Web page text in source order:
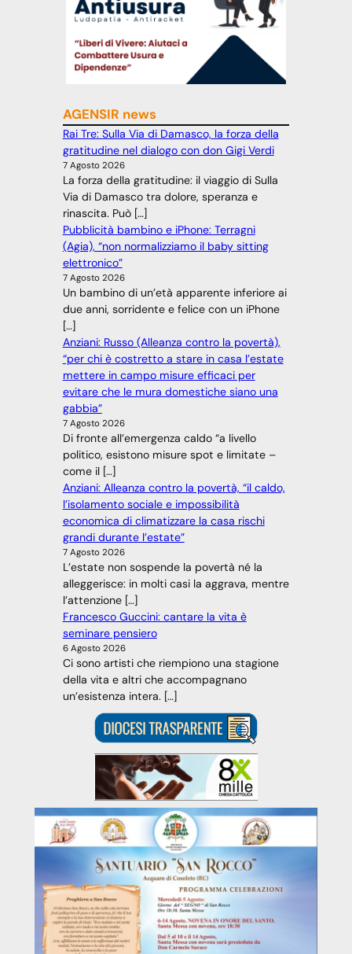
AGENSIR news
Rai Tre: Sulla Via di Damasco, la forza della
gratitudine nel dialogo con don Gigi Verdi
7 Agosto 2026
La forza della gratitudine: il viaggio di Sulla
Via di Damasco tra dolore, speranza e
rinascita. Può […]
Pubblicità bambino e iPhone: Terragni
(Agia), “non normalizziamo il baby sitting
elettronico”
7 Agosto 2026
Un bambino di un’età apparente inferiore ai
due anni, sorridente e felice con un iPhone
[…]
Anziani: Russo (Alleanza contro la povertà),
“per chi è costretto a stare in casa l’estate
mettere in campo misure efficaci per
evitare che le mura domestiche siano una
gabbia”
7 Agosto 2026
Di fronte all’emergenza caldo “a livello
politico, esistono misure spot e limitate –
come il […]
Anziani: Alleanza contro la povertà, “il caldo,
l’isolamento sociale e impossibilità
economica di climatizzare la casa rischi
grandi durante l’estate”
7 Agosto 2026
L’estate non sospende la povertà né la
alleggerisce: in molti casi la aggrava, mentre
l’attenzione […]
Francesco Guccini: cantare la vita è
seminare pensiero
6 Agosto 2026
Ci sono artisti che riempiono una stagione
della vita e altri che accompagnano
un’esistenza intera. […]